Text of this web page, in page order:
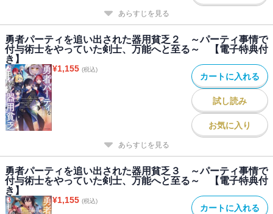
あらすじを見る
勇者パーティを追い出された器用貧乏２ ～パーティ事情で
付与術士をやっていた剣士、万能へと至る～ 【電子特典付
き】
¥1,155 (税込)
カートに入れる
試し読み
お気に入り
あらすじを見る
勇者パーティを追い出された器用貧乏３ ～パーティ事情で
付与術士をやっていた剣士、万能へと至る～ 【電子特典付
き】
¥1,155 (税込)
カートに入れる